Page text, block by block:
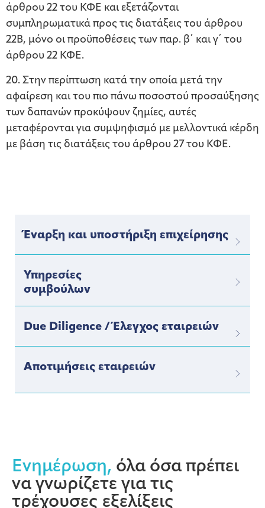
άρθρου 22 του ΚΦΕ και εξετάζονται
συμπληρωματικά προς τις διατάξεις του άρθρου
22Β, μόνο οι προϋποθέσεις των παρ. β΄ και γ΄ του
άρθρου 22 ΚΦΕ.
20. Στην περίπτωση κατά την οποία μετά την
αφαίρεση και του πιο πάνω ποσοστού προσαύξησης
των δαπανών προκύψουν ζημίες, αυτές
μεταφέρονται για συμψηφισμό με μελλοντικά κέρδη
με βάση τις διατάξεις του άρθρου 27 του ΚΦΕ.
Έναρξη και υποστήριξη επιχείρησης
Υπηρεσίες
συμβούλων
Due Diligence / Έλεγχος εταιρειών
Αποτιμήσεις εταιρειών
Ενημέρωση, όλα όσα πρέπει
να γνωρίζετε για τις
τρέχουσες εξελίξεις